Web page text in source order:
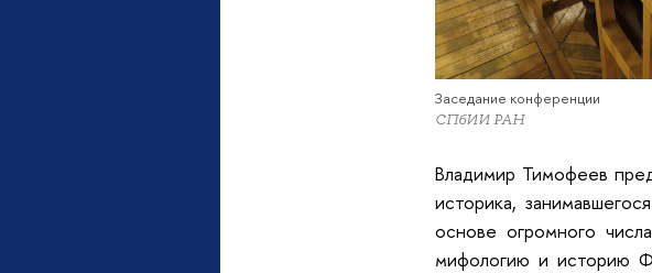
Заседание конференции
СПбИИ РАН
Владимир Тимофеев
историка,
основе огромного
мифологию и историю